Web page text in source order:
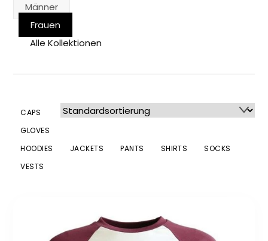
Männer
Frauen
Alle Kollektionen
CAPS
GLOVES
HOODIES
JACKETS PANTS SHIRTS
SOCKS
VESTS